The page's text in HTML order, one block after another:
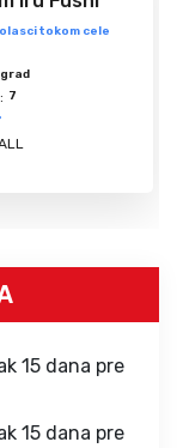
tokom cele
7
15 dana pre
15 dana pre